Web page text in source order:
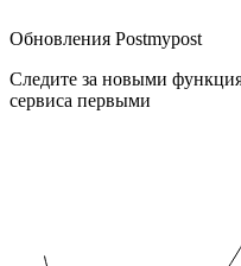
Обновления Postmypost
Следите за новыми
сервиса первыми